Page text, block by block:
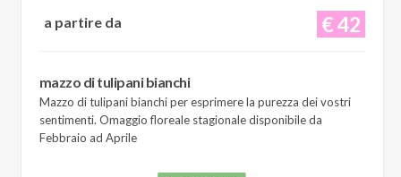
€ 42
a partire da
mazzo di tulipani bianchi
Mazzo di tulipani bianchi per esprimere la purezza dei vostri
sentimenti. Omaggio floreale stagionale disponibile da
Febbraio ad Aprile